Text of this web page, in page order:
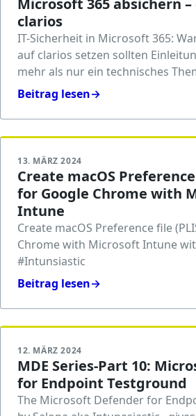
Microsoft 365 absichern
clarios
IT-Sicherheit in Microsoft 365:
auf clarios setzen sollten
mehr als nur ein technisches
Beitrag lesen→
13. MÄRZ 2024
Create macOS
for Google Chrome with
Intune
Create macOS Preference file
Chrome with Microsoft Intune
#Intunsiastic
Beitrag lesen→
12. MÄRZ 2024
MDE Series-Part 10:
for Endpoint Testground
The Microsoft Defender for